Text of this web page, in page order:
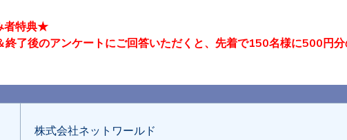
者特典★
終了後のアンケートにご回答いただくと、先着で150名様に500円分
株式会社ネットワールド